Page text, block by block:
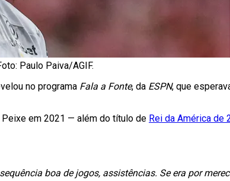
Paulo Paiva/AGIF.
no programa Fala a Fonte, da ESPN, que
Peixe em 2021 — além do título de Rei da América de
boa de jogos, assistências. Se era por